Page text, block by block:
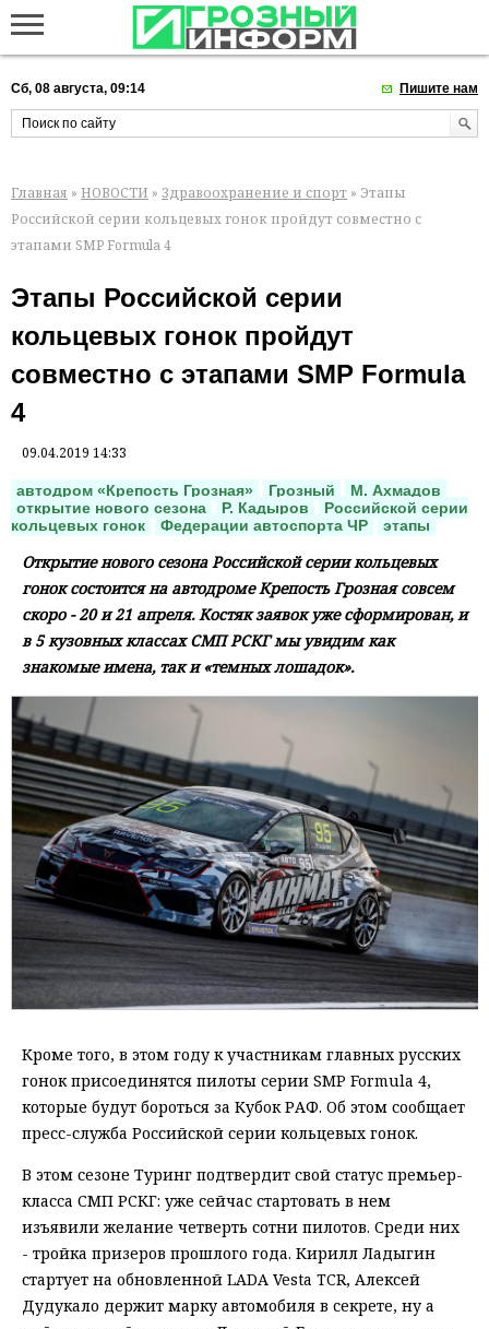
Сб, 08 августа, 09:14 Пишите нам
Главная » НОВОСТИ » Здравоохранение и спорт » Этапы
Российской серии кольцевых гонок пройдут совместно с
этапами SMP Formula 4
Этапы Российской серии
кольцевых гонок пройдут
совместно с этапами SMP Formula
4
09.04.2019 14:33
автодром «Крепость Грозная» Грозный
М. Ахмадов
открытие нового сезона
Р. Кадыров
Российской серии
кольцевых гонок
Федерации автоспорта ЧР этапы
Открытие нового сезона Российской серии кольцевых
гонок состоится на автодроме Крепость Грозная совсем
скоро - 20 и 21 апреля. Костяк заявок уже сформирован, и
в 5 кузовных классах СМП РСКГ мы увидим как
знакомые имена, так и «темных лошадок».
Кроме того, в этом году к участникам главных русских
гонок присоединятся пилоты серии SMP Formula 4,
которые будут бороться за Кубок РАФ. Об этом сообщает
пресс-служба Российской серии кольцевых гонок.
В этом сезоне Туринг подтвердит свой статус премьер-
класса СМП РСКГ: уже сейчас стартовать в нем
изъявили желание четверть сотни пилотов. Среди них
- тройка призеров прошлого года. Кирилл Ладыгин
стартует на обновленной LADA Vesta TCR, Алексей
Дудукало держит марку автомобиля в секрете, ну а